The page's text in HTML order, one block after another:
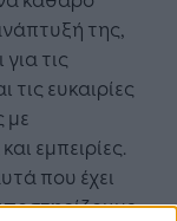
της,
τις
ευκαιρίες
με
εμπειρίες.
που έχει